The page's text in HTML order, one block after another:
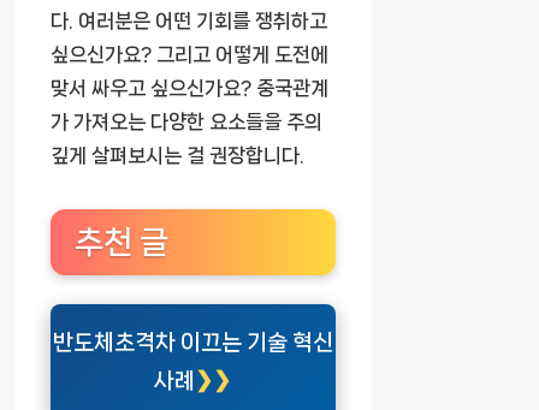
다. 여러분은 어떤 기회를 쟁취하고
싶으신가요? 그리고 어떻게 도전에
맞서 싸우고 싶으신가요? 중국관계
가 가져오는 다양한 요소들을 주의
깊게 살펴보시는 걸 권장합니다.
추천 글
반도체초격차 이끄는 기술 혁신
사례